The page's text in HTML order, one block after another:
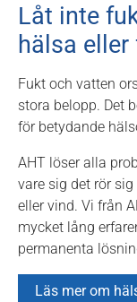
Låt inte
hälsa
Fukt och vatten
stora belopp. Det
för betydande
AHT löser alla
vare sig det rör
eller vind. Vi från
mycket lång
permanenta
Läs mer om